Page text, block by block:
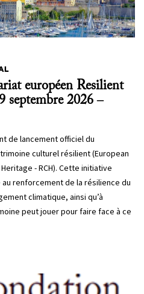
européen Resilient
septembre 2026 –
de lancement officiel du
culturel résilient (European
- RCH). Cette initiative
renforcement de la résilience du
climatique, ainsi qu’à
peut jouer pour faire face à ce